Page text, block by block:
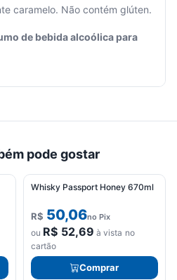
caramelo. Não contém glúten.
de bebida alcoólica para
pode gostar
Whisky Passport Honey 670ml
R$ 50,06no Pix
ou R$ 52,69 à vista no
cartão
Comprar